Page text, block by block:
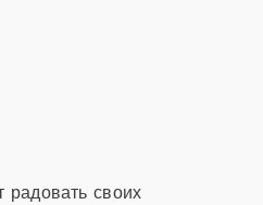
радовать своих